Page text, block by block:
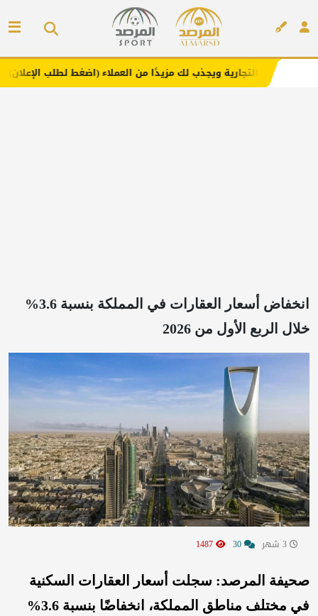
ويجذب لك مزيدًا من العملاء (اضغط لطلب الإعلان)
انخفاض أسعار العقارات في المملكة بنسبة 3.6%
خلال الربع الأول من 2026
صحيفة المرصد: سجلت أسعار العقارات السكنية
في مختلف مناطق المملكة، انخفاضًا بنسبة 3.6%